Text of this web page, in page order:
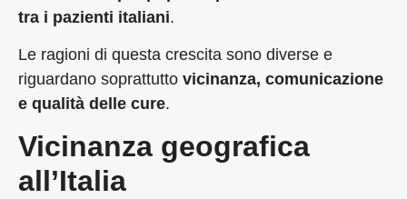
tra i pazienti italiani.
Le ragioni di questa crescita sono diverse e
riguardano soprattutto vicinanza, comunicazione
e qualità delle cure.
Vicinanza geografica
all’Italia